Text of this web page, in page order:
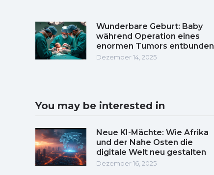
Wunderbare Geburt: Baby
während Operation eines
enormen Tumors entbunden
Dezember 14, 2025
You may be interested in
Neue KI-Mächte: Wie Afrika
und der Nahe Osten die
digitale Welt neu gestalten
Dezember 16, 2025